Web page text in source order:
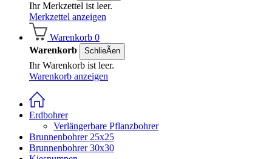
Ihr Merkzettel ist leer.
Merkzettel anzeigen
Warenkorb 0
Warenkorb
SchlieÃen
Ihr Warenkorb ist leer.
Warenkorb anzeigen
Erdbohrer
Verlängerbare Pflanzbohrer
Brunnenbohrer 25x25
Brunnenbohrer 30x30